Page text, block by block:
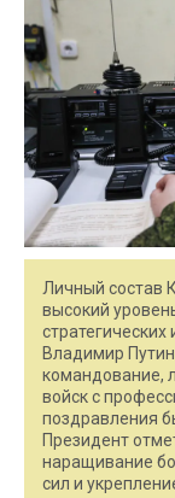
Личный состав
высокий
Владимир
командование,
войск с
поздравления
Президент
наращивание
сил и